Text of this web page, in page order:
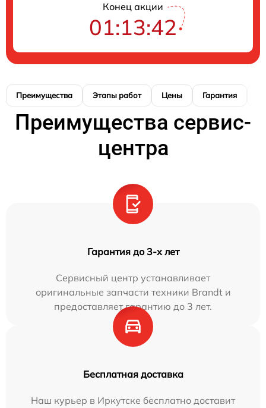
Конец акции
01:13:41
Преимущества Этапы работ Цены Гарантия
Преимущества сервис-
центра
Гарантия до 3-х лет
Сервисный центр устанавливает
оригинальные запчасти техники Brandt и
предоставляет гарантию до 3 лет.
Бесплатная доставка
Наш курьер в Иркутске бесплатно доставит